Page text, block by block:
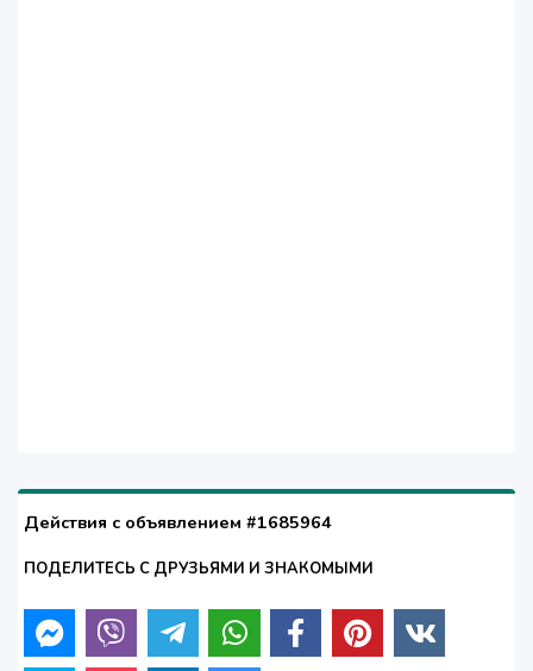
Действия с объявлением #1685964
ПОДЕЛИТЕСЬ С ДРУЗЬЯМИ И ЗНАКОМЫМИ